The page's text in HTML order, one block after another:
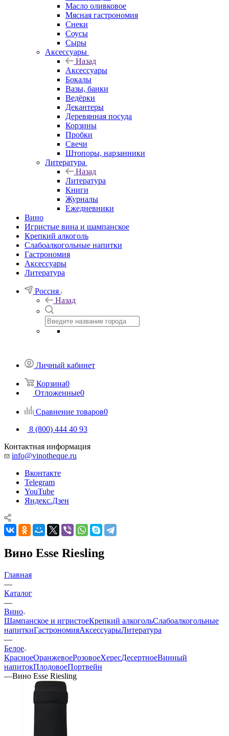
Масло оливковое
Мясная гастрономия
Снеки
Соусы
Сыры
Аксессуары
Назад
Аксессуары
Бокалы
Вазы, банки
Ведёрки
Декантеры
Деревянная посуда
Корзины
Пробки
Свечи
Штопоры, нарзанники
Литература
Назад
Литература
Книги
Журналы
Ежедневники
Вино
Игристые вина и шампанское
Крепкий алкоголь
Слабоалкогольные напитки
Гастрономия
Аксессуары
Литература
Россия
Назад
Личный кабинет
Корзина0
Отложенные0
Сравнение товаров0
8 (800) 444 40 93
Контактная информация
info@vinotheque.ru
Вконтакте
Telegram
YouTube
Яндекс.Дзен
Вино Esse Riesling
Главная
—
Каталог
—
Вино
Шампанское и игристоеКрепкий алкогольСлабоалкогольные
напиткиГастрономияАксессуарыЛитература
—
Белое
КрасноеОранжевоеРозовоеХересДесертноеВинный
напитокПлодовоеПортвейн
—Вино Esse Riesling